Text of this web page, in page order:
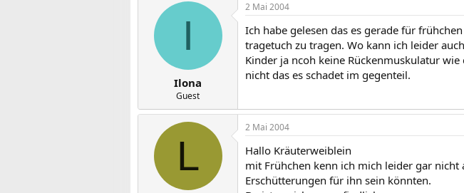
I
Ilona
Guest
2 Mai 2004
Ich habe gelesen das es gerade für
tragetuch zu tragen. Wo kann ich leider
Kinder ja ncoh keine Rückenmuskulatur
nicht das es schadet im gegenteil.
L
2 Mai 2004
Hallo Kräuterweiblein
mit Frühchen kenn ich mich leider gar nicht
Erschütterungen für ihn sein könnten.